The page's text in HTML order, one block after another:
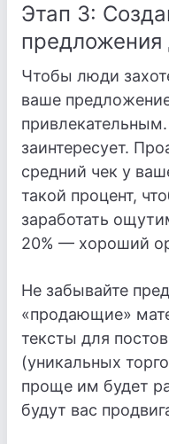
Этап 3:
предложения
Чтобы люди
ваше
заинтересует.
средний чек у
такой процент,
заработать
20% — хороший
Не забывайте
«продающие»
тексты для
(уникальных
проще им будет
будут вас